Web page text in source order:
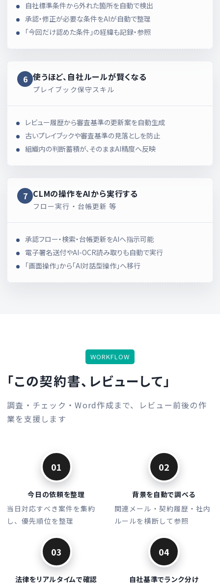
自社標準条件から外れた箇所を自動で検出
承認・修正が必要な条件をAIが自動で整理
「今回だけ認めた条件」の経緯も記録・参照
6 使うほど、自社ルールが賢くなる
プレイブック保守スキル
レビュー履歴から審査基準の更新案を自動生成
古いプレイブックや審査基準の見落としを防止
組織内の判断蓄積が、そのままAI精度へ反映
7 CLMの操作をAIから実行する
フロー実行・台帳更新 等
承認フロー・検索・台帳更新をAIへ指示可能
電子署名送付やAI-OCR読み取りも自動で実行
「画面操作」から「AI対話型操作」へ移行
WORKFLOW
「この契約書、レビューして」
調査・チェック・Word作成まで、レビュー前後の作
業を支援します
01
今日の依頼を整理
当日対応すべき案件を集約
し、優先順位を整理
02
背景を自動で調べる
関連メール・契約履歴・社内
ルールを横断して参照
03
法律をリアルタイムで確認
04
自社基準でランク分け